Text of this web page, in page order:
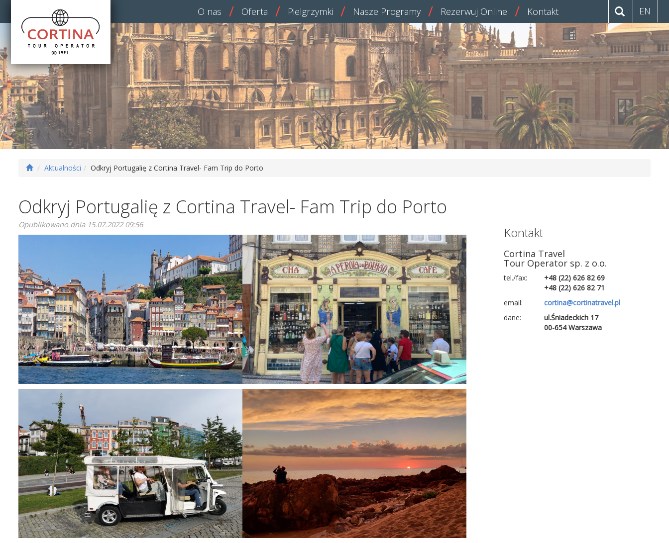
O nas Oferta Pielgrzymki Nasze Programy Rezerwuj Online Kontakt EN
Aktualności Odkryj Portugalię z Cortina Travel- Fam Trip do Porto
Odkryj Portugalię z Cortina Travel- Fam Trip do Porto
Opublikowano dnia 15.07.2022 09:56 Kontakt
Cortina Travel
Tour Operator sp. z o.o.
tel./fax:
+48 (22) 626 82 69
+48 (22) 626 82 71
email:
cortina@cortinatravel.pl
dane:
ul.Śniadeckich 17
00-654 Warszawa